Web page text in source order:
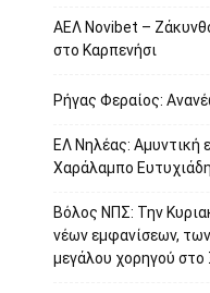
ΑΕΛ Novibet –
στο Καρπενήσι
Ρήγας Φεραίος:
ΕΛ Νηλέας: Αμυντική
Χαράλαμπο
Βόλος ΝΠΣ: Την
νέων εμφανίσεων,
μεγάλου χορηγού στο